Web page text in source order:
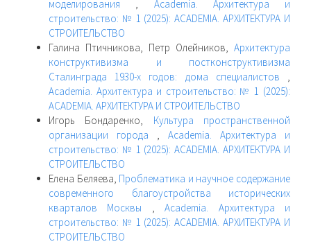
моделирования , Academia. Архитектура и
строительство: № 1 (2025): ACADEMIA. АРХИТЕКТУРА И
СТРОИТЕЛЬСТВО
Галина Птичникова, Петр Олейников, Архитектура
конструктивизма и постконструктивизма
Сталинграда 1930-х годов: дома специалистов ,
Academia. Архитектура и строительство: № 1 (2025):
ACADEMIA. АРХИТЕКТУРА И СТРОИТЕЛЬСТВО
Игорь Бондаренко, Культура пространственной
организации города , Academia. Архитектура и
строительство: № 1 (2025): ACADEMIA. АРХИТЕКТУРА И
СТРОИТЕЛЬСТВО
Елена Беляева, Проблематика и научное содержание
современного благоустройства исторических
кварталов Москвы ,Academia. Архитектура и
строительство: № 1 (2025): ACADEMIA. АРХИТЕКТУРА И
СТРОИТЕЛЬСТВО